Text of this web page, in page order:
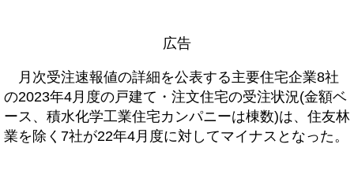
広告
月次受注速報値の詳細を公表する主要住宅企業8社
の2023年4月度の戸建て・注文住宅の受注状況(金額ベ
ース、積水化学工業住宅カンパニーは棟数)は、住友林
業を除く7社が22年4月度に対してマイナスとなった。